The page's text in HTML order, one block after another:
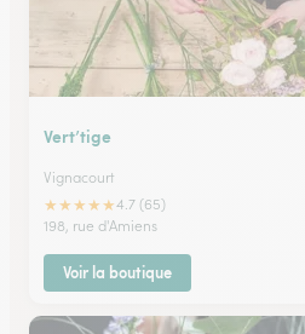
Vert’tige
Vignacourt
★★★★★4.7 (65)
198, rue d'Amiens
Voir la boutique